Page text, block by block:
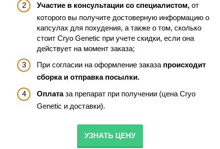
Участие в консультации со специалистом, от
которого вы получите достоверную информацию о
капсулах для похудения, а также о том, сколько
стоит Cryo Genetic при учете скидки, если она
действует на момент заказа;
При согласии на оформление заказа происходит
сборка и отправка посылки.
Оплатаза препарат при получении (цена Cryo
Genetic и доставки).
УЗНАТЬ ЦЕНУ